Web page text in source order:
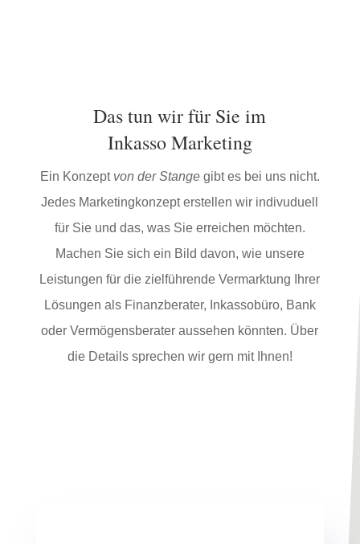
Das tun wir für Sie im
Inkasso Marketing
Ein Konzept von der Stangegibt es bei uns nicht.
Jedes Marketingkonzept erstellen wir indivuduell
für Sie und das, was Sie erreichen möchten.
Machen Sie sich ein Bild davon, wie unsere
Leistungen für die zielführende Vermarktung Ihrer
Lösungen als Finanzberater, Inkassobüro, Bank
oder Vermögensberater aussehen könnten. Über
die Details sprechen wir gern mit Ihnen!